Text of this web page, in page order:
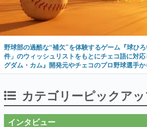
野球部の過酷な“補欠”を体験するゲーム『球ひ
件」のウィッシュリストをもとにチェコ語に対
グダム・カム』開発元やチェコのプロ野球選手
カテゴリーピックア
インタビュー